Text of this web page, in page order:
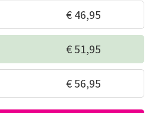
€ 46,95
€ 51,95
€ 56,95